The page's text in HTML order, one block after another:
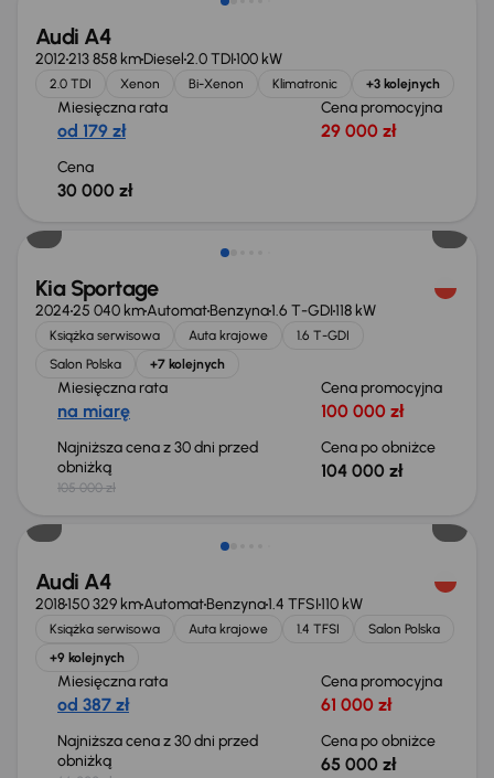
Audi A4
2012213 858 kmDiesel2.0 TDI100 kW
2.0 TDI Xenon Bi-Xenon Klimatronic +3 kolejnych
Miesięczna rata
od 179 zł
Cena promocyjna
29 000 zł
Cena
30 000 zł
Kia Sportage
202425 040 kmAutomatBenzyna1.6 T-GDI118 kW
Książka serwisowa Auta krajowe
1.6 T-GDI
Salon Polska
+7 kolejnych
Miesięczna rata
na miarę
Cena promocyjna
100 000 zł
Najniższa cena z 30 dni przed
obniżką
105 000 zł
Cena po obniżce
104 000 zł
Taniej o 1 000 zł
Audi A4
2018150 329 kmAutomatBenzyna1.4 TFSI110 kW
Książka serwisowa Auta krajowe 1.4 TFSI
Salon Polska
+9 kolejnych
Miesięczna rata
od 387 zł
Cena promocyjna
61 000 zł
Najniższa cena z 30 dni przed
obniżką
Cena po obniżce
65 000 zł